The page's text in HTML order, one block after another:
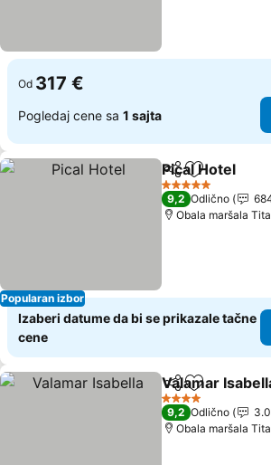
Od 317 €
Pogledaj cene sa 1 sajta
Popularan izbor
Deli Dodati u
Pical Hotel
5 Zvezdice
9,2 Odlično
Obala maršala
Izaberi datume da bi se prikazale tačne
cene
Deli Dodati u
Valamar
4 Zvezdice
9,2 Odlično
Obala maršala